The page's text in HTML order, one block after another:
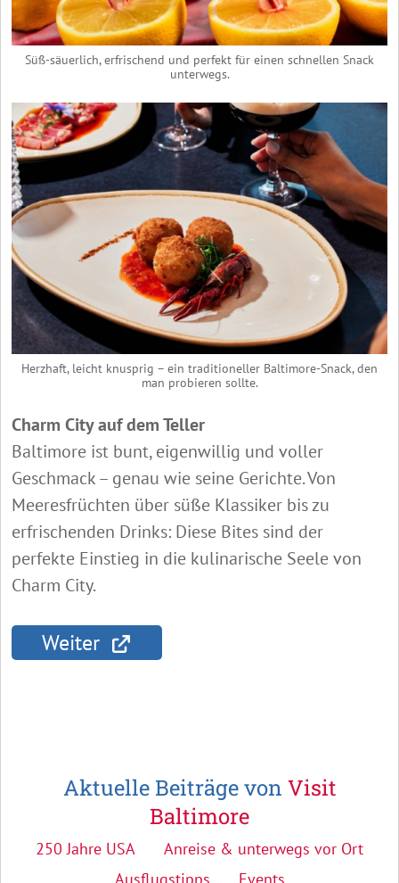
Süß-säuerlich, erfrischend und perfekt für einen schnellen Snack
unterwegs.
Herzhaft, leicht knusprig – ein traditioneller Baltimore-Snack, den
man probieren sollte.
Charm City auf dem Teller
Baltimore ist bunt, eigenwillig und voller
Geschmack – genau wie seine Gerichte. Von
Meeresfrüchten über süße Klassiker bis zu
erfrischenden Drinks: Diese Bites sind der
perfekte Einstieg in die kulinarische Seele von
Charm City.
Weiter
Aktuelle Beiträge von Visit
Baltimore
250 Jahre USA
Anreise & unterwegs vor Ort
Ausflugstipps
Events